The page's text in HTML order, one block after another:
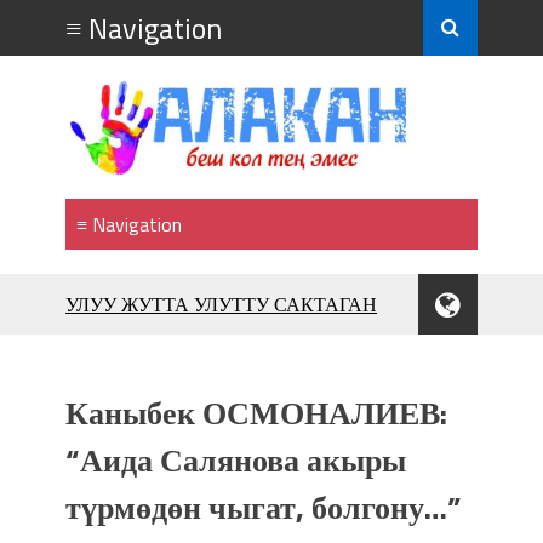
УЛУУ ЖУТТА УЛУТТУ САКТАГАН
фонтанов в Royal Central Park
Аида САЛЯНОВА: "Кыргыз шахмат
союзунун президенти болуп
шайланышым сыймык жана чоң
жоопкерчилик!"
Каныбек ОСМОНАЛИЕВ:
“Аида Салянова акыры
түрмөдөн чыгат, болгону…”